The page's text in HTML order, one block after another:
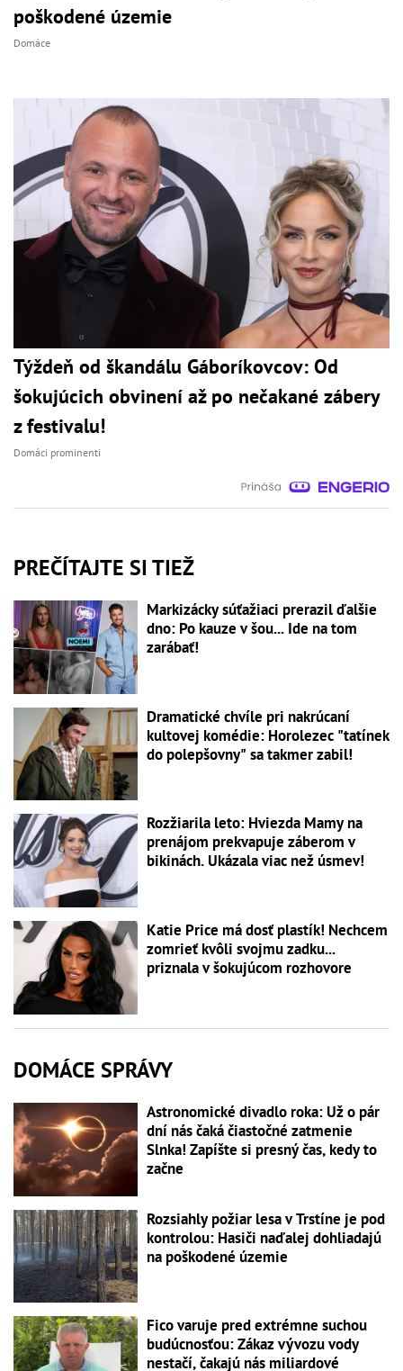
poškodené územie
Domáce
Týždeň od škandálu Gáboríkovcov: Od
šokujúcich obvinení až po nečakané zábery
z festivalu!
Domáci prominenti
PREČÍTAJTE SI TIEŽ
Markizácky súťažiaci prerazil ďalšie
dno: Po kauze v šou... Ide na tom
zarábať!
Dramatické chvíle pri nakrúcaní
kultovej komédie: Horolezec "tatínek
do polepšovny" sa takmer zabil!
Rozžiarila leto: Hviezda Mamy na
prenájom prekvapuje záberom v
bikinách. Ukázala viac než úsmev!
Katie Price má dosť plastík! Nechcem
zomrieť kvôli svojmu zadku...
priznala v šokujúcom rozhovore
DOMÁCE SPRÁVY
Astronomické divadlo roka: Už o pár
dní nás čaká čiastočné zatmenie
Slnka! Zapíšte si presný čas, kedy to
začne
Rozsiahly požiar lesa v Trstíne je pod
kontrolou: Hasiči naďalej dohliadajú
na poškodené územie
Fico varuje pred extrémne suchou
budúcnosťou: Zákaz vývozu vody
nestačí, čakajú nás miliardové